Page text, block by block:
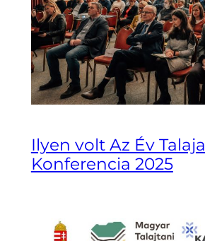
Ilyen volt Az Év Talaja
Konferencia 2025